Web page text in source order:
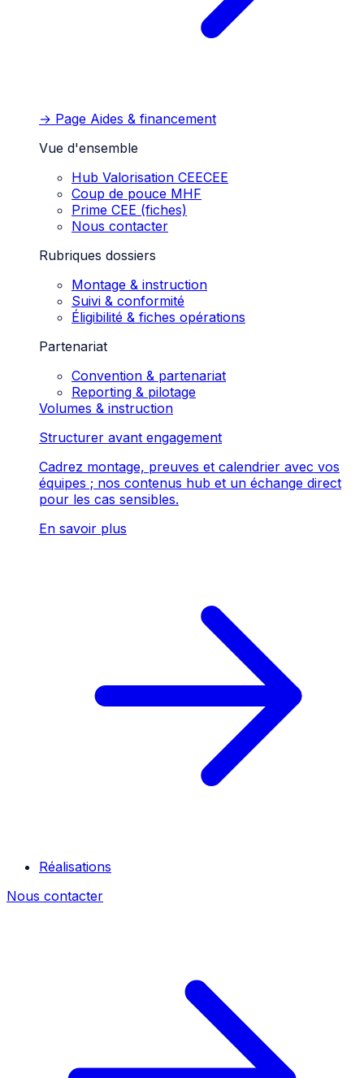
→ Page Aides & financement
Vue d'ensemble
Hub Valorisation CEECEE
Coup de pouce MHF
Prime CEE (fiches)
Nous contacter
Rubriques dossiers
Montage & instruction
Suivi & conformité
Éligibilité & fiches opérations
Partenariat
Convention & partenariat
Reporting & pilotage
Volumes & instruction
Structurer avant engagement
Cadrez montage, preuves et calendrier avec vos
équipes ; nos contenus hub et un échange direct
pour les cas sensibles.
En savoir plus
Réalisations
Nous contacter